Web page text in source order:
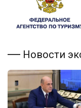
Новости